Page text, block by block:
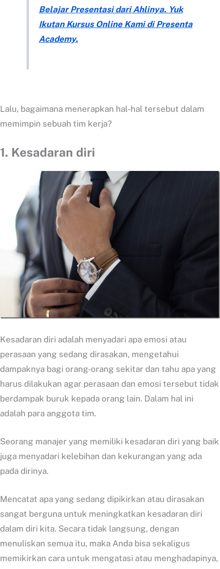
Belajar Presentasi dari Ahlinya. Yuk
Ikutan Kursus Online Kami di Presenta
Academy.
Lalu, bagaimana menerapkan hal-hal tersebut dalam
memimpin sebuah tim kerja?
1. Kesadaran diri
Kesadaran diri adalah menyadari apa emosi atau
perasaan yang sedang dirasakan, mengetahui
dampaknya bagi orang-orang sekitar dan tahu apa yang
harus dilakukan agar perasaan dan emosi tersebut tidak
berdampak buruk kepada orang lain. Dalam hal ini
adalah para anggota tim.
Seorang manajer yang memiliki kesadaran diri yang baik
juga menyadari kelebihan dan kekurangan yang ada
pada dirinya.
Mencatat apa yang sedang dipikirkan atau dirasakan
sangat berguna untuk meningkatkan kesadaran diri
dalam diri kita. Secara tidak langsung, dengan
menuliskan semua itu, maka Anda bisa sekaligus
memikirkan cara untuk mengatasi atau menghadapinya,